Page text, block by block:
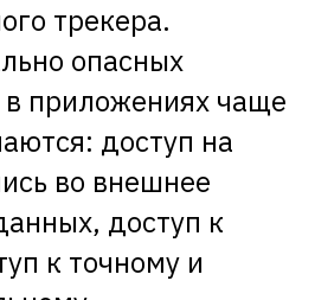
трекера.
опасных
приложениях чаще
доступ на
во внешнее
доступ к
к точному и